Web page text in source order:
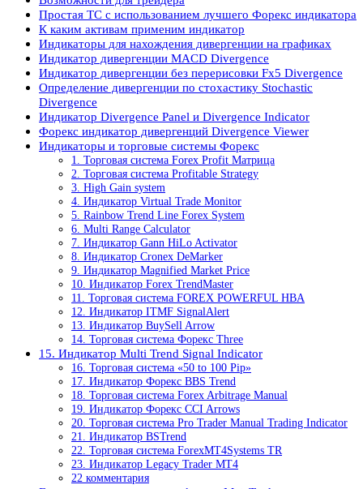
Простая ТС с использованием лучшего Форекс индикатора
К каким активам применим индикатор
Индикаторы для нахождения дивергенции на графиках
Индикатор дивергенции MACD Divergence
Индикатор дивергенции без перерисовки Fx5 Divergence
Определение дивергенции по стохастику Stochastic
Divergence
Индикатор Divergence Panel и Divergence Indicator
Форекс индикатор дивергенций Divergence Viewer
Индикаторы и торговые системы Форекс
1. Торговая система Forex Profit Матрица
2. Торговая система Profitable Strategy
3. High Gain system
4. Индикатор Virtual Trade Monitor
5. Rainbow Trend Line Forex System
6. Multi Range Calculator
7. Индикатор Gann HiLo Activator
8. Индикатор Cronex DeMarker
9. Индикатор Magnified Market Price
10. Индикатор Forex TrendMaster
11. Торговая система FOREX POWERFUL HBA
12. Индикатор ITMF SignalAlert
13. Индикатор BuySell Arrow
14. Торговая система Форекс Three
15. Индикатор Multi Trend Signal Indicator
16. Торговая система «50 to 100 Pip»
17. Индикатор Форекс BBS Trend
18. Торговая система Forex Arbitrage Manual
19. Индикатор Форекс CCI Arrows
20. Торговая система Pro Trader Manual Trading Indicator
21. Индикатор BSTrend
22. Торговая система ForexMT4Systems TR
23. Индикатор Legacy Trader MT4
22 комментария